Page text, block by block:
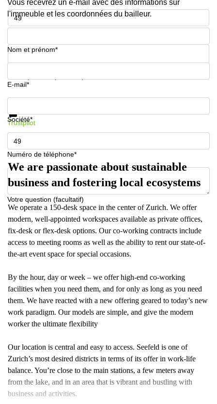
Business
center
Lausanne
8A
Etoy
Esplanade
Rouge 4
Lancy
de
Meyrin
267
Chemin
de la
Drance 2
Martigny
Route
Crassier
7 Nyon
Z. A.
La
Pièce
1
Rolle
Bahnhofstrasse
Numéro de téléphone*
Vous recevrez un e-mail avec des informations sur
l'immeuble et les coordonnées du bailleur.
Nom et prénom*
E-mail*
Société*
Numéro de téléphone*
Votre question (facultatif)
Informations et prix
Trustpilot
We are passionate about sustainable
business and fostering local ecosystems
We operate a 150-desk space in the center of Zurich. We offer
modern, well-appointed workspaces available as private offices,
fix-desk or flex-desk options. Our co-working contracts include
access to meeting rooms as well as the ability to rent our state-of-
the-art event space for special occasions.
By the hour, day or week – we offer high-end co-working
facilities when you need them, and for only as long as you need
them. We have reacted with a new offering geared to today’s new
work paradigm. Our models are simple, and give the modern
worker the ultimate flexibility
Our location is central and easy to access. Seefeld is one of
Zurich’s most desired districts in terms of its offer in work-life
balance. You’re close to the main stations, a few meters away
from the lake, and in an area that is vibrant and bustling with
business and activities.